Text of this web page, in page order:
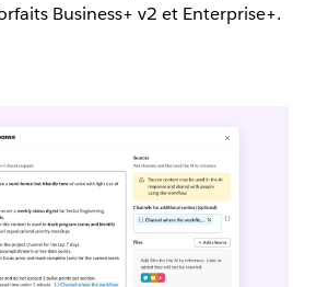
Business+ v2 et Enterprise+.